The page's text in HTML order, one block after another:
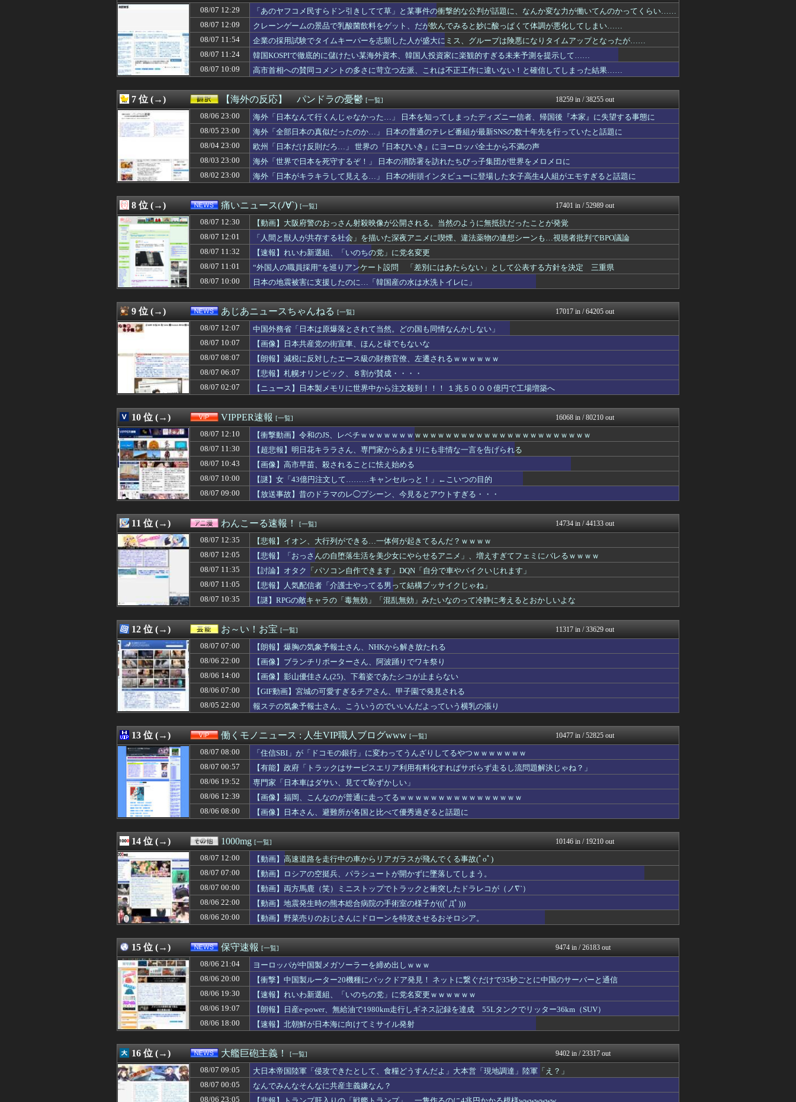
08/07 12:09
【ベルセルク】ねんどろいど「ガッツ 狂戦士の甲冑Ver. BLOOD EDIT...
fig速
【画像】にじさんじだと誰が好きなの？
トレンドの通り道
08/07 12:08
【ウマ娘】バッドイベントの中でもサボり癖だけは許さん
ウマ娘まとめ超速報！
08/07 12:07
【遊戯王OCG情報】Vジャンプ10月号付属『宿命の決闘』の効果が判明！
スターライト速報 -遊戯王...
08/07 12:07
中国外務省「日本は原爆落とされて当然。どの国も同情なんかしない」
あじあニュースちゃんねる
08/07 12:07
【モンスターハンター】ねんどろいど「リオレウス」【予約開始】
fig速
08/07 12:07
【勇者王ガオガイガー】PLAMATEA「獅子王凱」プラモデル【予約開始】
fig速
08/07 12:05
韓国人「韓国サッカー協会の審判買収、遂に海外でも話題に…」→「2002年の栄光...
海外トークログ
08/07 12:05
【日向坂46】今回はお手頃価格？日向坂46とBEAMSのコラボが決定！！
08/07 12:05
生理の予定が８月６日なんだけど７月２９日にドバッと鮮血でたから生理かな？って思...
子育てちゃんねる
08/07 12:05
【ファーム試合実況】ヤクルトvsオリックス 8/7/12:00
ツバメ速報＠ヤクルトスワロ...
08/07 12:05
【トリダモノ氏オリジナルキャラクター】PLAMATEA「MXちゃん」プラモデル...
fig速
とんこつらーめんが全く流行らない理由ってなんやろな？
08/07 12:05
オタクに優しいギャル「あっそれプリキュアのｴﾛ同人誌じゃんww♡」
2次元に捉われない
08/07 12:05
【新台】山佐「スマスロゼーガペインETR」販売告知にて筐体公開来たぞ！次世代ゼ...
パチンコ・パチスロ.com
08/07 12:05
【画像】令和の柏崎星奈ちゃん、めっちゃくちゃエロい
アニチャット
08/07 12:05
t.A.T.u.のドタキャンは「Ｍステ」だけじゃなかった！
V系まとめ速報
08/07 12:05
【悲報】「おっさんの自堕落生活を美少女にやらせるアニメ」、増えすぎてフェミにバ...
08/07 12:05
【警告】国税庁「ごめん、君らがちゃんと納税してくれないとこうなっちゃうけどどう...
不思議.net - 5ch...
08/07 12:05
【画像】明日花キララ(37)さん、現在のビジュアルが話題になってしまうｗｗｗｗ...
女子アナお宝画像速報－5c...
08/07 12:05
【悲報】ヤニねこ、BPOで問題視されるｗｗｗｗｗｗｗｗｗｗｗｗｗ
カンダタ速報
08/07 12:04
【勝利の女神:NIKKE】グッスマ上海「エレグ:ブーム・アンド・ショック」1/...
08/07 12:04
東山奈央って可愛いよな
おたくみくす 声優まとめ
08/07 12:03
【朗報】じゃあ逆に「男からも嫌われるヒロイン」って誰がいるんだｗｗｗ
アニはつ -アニメ発信場-
08/07 12:03
【動画】美少女4人組の20年後の姿がヤバいwwwwww
まにゅそく 2chまとめニ...
08/07 12:03
【正論】カンニング竹山、消費税減税失敗→増税の流れ想像「次誰が総理やりたいと思...
watch＠２ちゃんねる
08/07 12:03
【遊戯王】サイバーストラクはなんなんこれ？
遊戯王マスターデュエルまと...
08/07 12:03
【画像】「すんげえ」143センチ Iカップ 38kgのアイドル塩望ももこが話題...
【画像】ゴールデンカムイを勢いで読んでても「何こいつ…」ってなるシーンｗｗｗｗ
※「ガンダムクエストIV 導かれし者たち」にありそうなこと
GUNDAM.LOG｜ガン...
08/07 12:01
【ウマ娘】美浦寮が主催する納涼夏祭りで各ウマ娘が出しそうな催し物
08/07 12:01
DeNA相川監督「カウントをつくれない、ストライクを投げられない」ビド２軍再調...
08/07 12:01
ワンピース原作者・尾田栄一郎が描いた担当編集の似顔絵「ムダに東大卒」
なんJ PRIDE
08/07 12:01
【動画】福岡の電車、複数の駅で「チンポッ❤」というアナウンスが流れ大騒ぎwww...
キニ速
08/07 12:01
【スマホ】急増する「自分の頭で考えない子」。すぐ検索が当たり前に 「タイパ」至...
資格ちゃんねる
08/07 12:01
【遊戯OCG情報】ORIGINAL ARTWORK COLLECTIONに『神...
スターライト速報 -遊戯王...
08/07 12:01
ゲームコントローラー地味に高くなる
PCパーツまとめ
08/07 12:01
【ウマ娘】ブルアカの新仕様ガチャの何が恐ろしいかを最近のウマ娘ガチャに例えると...
08/07 12:01
【朗報】Amazon、汗が飛び散る灼熱の「マンガ毎週末セール（50%還元）」を...
ヒロイモノ中毒
08/07 12:00
【急募】「みんな仕事帰りに家で何してんの？」←これ・・・・
08/07 12:00
【東方】魔理沙「暑いぜ」
08/07 12:00
【艦これ】イベで掘るのと恒常落ちまってから掘るのどっちが楽なん？
艦これ速報 艦隊これくしょ...
08/07 12:00
ランチ会に子供3人を連れてきたママ。子供1人や単身参加者と同額しか払おうとせず...
渡る世間はキチばかり - ...
08/07 12:00
【まどドラ】次のやちよさんは実装するならドッペルだろう
まどドラまとめ速報 魔法少...
08/07 12:00
【後編】実家が遠くて里帰りできない私に義母達が義実家に来るよう勧めてくる。3D...
修羅場ライフ速報
08/07 12:00
【画像】BSSヱロ漫画『未恋-みれん-』NTRよりも抜けると話題にｗｗｗｗｗ
08/07 12:00
魚介料理の美味しい県に観光に行きたいんやが
登山ちゃんねる
08/07 12:00
【動画】高速道路を走行中の車からリアガラスが飛んでくる事故(ﾟoﾟ)
1000mg
08/07 12:00
バイク乗りワイ、バイク降りる事を決意する
【ホロライブ】アキロゼ、映画をきっかけに「ちいかわ」にどハマり「今では毎晩1時...
【超悲報】Z新入社員、意地でも「9月の社員旅行」の計画をやらないｗｗｗｗｗ
投資ちゃんねる
08/07 12:00
リュウジ氏「ダルい料理トップ10に入る」夏の定番料理は冷やし中華 「あり得ない...
気団談
08/07 12:00
花宮初奈さん、バンドリで早くも大人気ｗｗｗｗ
ぐら速 -声優まとめ速報-
08/07 12:00
【ウマ娘】阪神タイガースとメジロマックイーンは無関係です！
パカ娘速報！！ウマ娘まとめ...
08/07 12:00
若槻千夏「あそこの丸亀製麺の水は都内で1番おいしい」「行ってみて！本当に飲んで...
08/07 12:00
【仮面ライダーゼッツ】このOPカッコよくない？本編の展開ちゃんと反映してて完成...
08/07 12:00
#韓国質問サイト 『韓国がアメリカと戦争したら？』、『北朝鮮と中国が駆けつけて...
日本と韓国は敵か？味方か？...
08/07 12:00
【2/2】夫と死別して実家に戻った私に弟嫁が「男の子だったらあげますよ☆」と妊...
修羅の華-家庭・生活まとめ
08/07 12:00
【ミリマス】ついに美咲ちゃんが大人の色気を出し始めた…！
08/07 12:00
たまったギターマガジンどうしてる？ 音まとめアーカイブ
08/07 12:00
【画像】貴島明日香さん、陰キャが最も苦手そうな“陽のオーラ”を放つｗｗｗｗ
アルファルファモザイク＠ネ...
08/07 12:00
霊感あるとか言ってる奴ってただのホラ吹きじゃねーの？
ネラーボイス
08/07 12:00
【ラブライブ！】のん「自転車補助輪なしで乗ったことない」さく「えぇ！？そんな人...
コンテンツ・声優 | ラブ...
08/07 12:00
『当たれば飛ぶ外国人』←阪神はこれが地味にハードル高かった件
08/07 12:00
【悲報】上沼恵美子ブチギレ「簡単にそうめん作れ言うけど、そうめん作りて地獄なん...
ラーメン速報｜2chまとめ...
08/07 12:00
【従業員退職型倒産】従業員「退職」で倒産、5年連続で増加 過去最多ペースで推移...
みそパンNEWS
08/07 12:00
海外「日本のパチコン企業が過去10年間で半分となる。日本にとって良いことだな」
ガラパゴスジャパン - 海...
08/07 12:00
【グラブル】150個溜まった！
08/07 12:00
注文住宅を建てたんだけど、２年近く待たされた挙げ句、追加費用1400万請求され...
08/07 12:00
【悲報】地震の瞬間の手術室の防犯カメラ映像！
ニュース30over
08/07 12:00
「よなよなエール」のヤッホーブルーイング 強制チェイサー「ふらつくビアグラス」...
ほんわかMkⅡ
08/07 12:00
小学校講師、とんでもない所からのタレコミがあり児童ポルノ禁止法違反で逮捕
オレ的ゲーム速報＠刃
08/07 12:00
最新の伊藤純奈さん、ふくらみがガチでエグいって・・・
乃木通 乃木坂46櫻坂46...
08/07 12:00
「弟に自信をつけさせたいの」母から一晩で10回、証券口座のログイン情報を求めら...
08/07 12:00
【海外の反応】韓国が日本による竹島の領有権主張に対して強く抗議したらしい → ...
08/07 12:00
海外「二度買えないものは、買えるうちに入らない」父に言われた一言でお金の使い方...
Ask Reddit まと...
08/07 12:00
日本のゲームなのにメニュー画面が英語だらけなの英語圏の人からすると奇妙に見える...
けおけお速報
08/07 12:00
【衝撃】韓国人「日本で人気のこのデザート、うちのアレじゃん」
08/07 12:00
【FGO】グランドみんな金フォウいれてるもん？
08/07 12:00
イスラム教徒の10代男女の「お互いに体を触ってはいけないセ○クス」、逆にエロい...
ポッカキット
08/07 12:00
安亭事件とは何か——労働者が上海・南京間の鉄道を31時間止めた造反派の始まり ネトウヨにゅーす
08/07 12:29
「あのヤフコメ民すらドン引きしてて草」と某事件の衝撃的な公判が話題に、なんか変な力が働いてんのかってくらい……
08/07 12:09
クレーンゲームの景品で乳酸菌飲料をゲット、だが飲んでみると妙に酸っぱくて体調が悪化してしまい……
08/07 11:54
企業の採用試験でタイムキーパーを志願した人が盛大にミス、グループは険悪になりタイムアップとなったが……
08/07 11:24
韓国KOSPIで徹底的に儲けたい某海外資本、韓国人投資家に楽観的すぎる未来予測を提示して……
08/07 10:09
高市首相への賛同コメントの多さに苛立つ左派、これは不正工作に違いない！と確信してしまった結果……
7 位 (→) 【海外の反応】 パンドラの憂鬱 [一覧] 18259 in / 38255 out
08/06 23:00
海外「日本なんて行くんじゃなかった…」 日本を知ってしまったディズニー信者、帰国後『本家』に失望する事態に
08/05 23:00
海外「全部日本の真似だったのか…」 日本の普通のテレビ番組が最新SNSの数十年先を行っていたと話題に
08/04 23:00
欧州「日本だけ反則だろ…」 世界の『日本びいき』にヨーロッパ全土から不満の声
08/03 23:00
海外「世界で日本を死守するぞ！」 日本の消防署を訪れたちびっ子集団が世界をメロメロに
08/02 23:00
海外「日本がキラキラして見える…」 日本の街頭インタビューに登場した女子高生4人組がエモすぎると話題に
8 位 (→) 痛いニュース(ﾉ∀`) [一覧] 17401 in / 52989 out
08/07 12:30
【動画】大阪府警のおっさん射殺映像が公開される。当然のように無抵抗だったことが発覚
08/07 12:01
「人間と獣人が共存する社会」を描いた深夜アニメに喫煙、違法薬物の連想シーンも…視聴者批判でBPO議論
08/07 11:32
【速報】れいわ新選組、「いのちの党」に党名変更
08/07 11:01
“外国人の職員採用”を巡りアンケート設問 「差別にはあたらない」として公表する方針を決定 三重県
08/07 10:00
日本の地震被害に支援したのに…「韓国産の水は水洗トイレに」
9 位 (→) あじあニュースちゃんねる [一覧] 17017 in / 64205 out
08/07 12:07
中国外務省「日本は原爆落とされて当然。どの国も同情なんかしない」
08/07 10:07
【画像】日本共産党の街宣車、ほんと碌でもないな
08/07 08:07
【朗報】減税に反対したエース級の財務官僚、左遷されるｗｗｗｗｗｗ
08/07 06:07
【悲報】札幌オリンピック、８割が賛成・・・・
08/07 02:07
【ニュース】日本製メモリに世界中から注文殺到！！！ １兆５０００億円で工場増築へ
10 位 (→) VIPPER速報 [一覧] 16068 in / 80210 out
08/07 12:10
【衝撃動画】令和のJS、レベチｗｗｗｗｗｗｗｗｗｗｗｗｗｗｗｗｗｗｗｗｗｗｗｗｗｗｗｗｗｗ
08/07 11:30
【超悲報】明日花キララさん、専門家からあまりにも非情な一言を告げられる
08/07 10:43
【画像】高市早苗、殺されることに怯え始める
08/07 10:00
【謎】女「43億円注文して………キャンセルっと！」←こいつの目的
08/07 09:00
【放送事故】昔のドラマのレ◯プシーン、今見るとアウトすぎる・・・
11 位 (→) わんこーる速報！ [一覧] 14734 in / 44133 out
08/07 12:35
【悲報】イオン、大行列ができる…一体何が起きてるんだ？ｗｗｗｗ
08/07 12:05
【悲報】「おっさんの自堕落生活を美少女にやらせるアニメ」、増えすぎてフェミにバレるｗｗｗｗ
08/07 11:35
【討論】オタク「パソコン自作できます」DQN「自分で車やバイクいじれます」
08/07 11:05
【悲報】人気配信者「介護士やってる男って結構ブッサイクじゃね」
08/07 10:35
【謎】RPGの敵キャラの「毒無効」「混乱無効」みたいなのって冷静に考えるとおかしいよな
12 位 (→) お～い！お宝 [一覧] 11317 in / 33629 out
08/07 07:00
【朗報】爆胸の気象予報士さん、NHKから解き放たれる
08/06 22:00
【画像】ブランチリポーターさん、阿波踊りでワキ祭り
08/06 14:00
【画像】影山優佳さん(25)、下着姿であたシコが止まらない
08/06 07:00
【GIF動画】宮城の可愛すぎるチアさん、甲子園で発見される
08/05 22:00
報ステの気象予報士さん、こういうのでいいんだよっていう横乳の張り
13 位 (→) 働くモノニュース : 人生VIP職人ブログwww [一覧] 10477 in / 52825 out
08/07 08:00
「住信SBI」が「ドコモの銀行」に変わってうんざりしてるやつｗｗｗｗｗｗｗ
08/07 00:57
【有能】政府「トラックはサービスエリア利用有料化すればサボらず走るし流問題解決じゃね？」
08/06 19:52
専門家「日本車はダサい、見てて恥ずかしい」
08/06 12:39
【画像】福岡、こんなのが普通に走ってるｗｗｗｗｗｗｗｗｗｗｗｗｗｗｗｗ
08/06 08:00
【画像】日本さん、避難所が各国と比べて優秀過ぎると話題に
14 位 (→) 1000mg [一覧] 10146 in / 19210 out
08/07 12:00
【動画】高速道路を走行中の車からリアガラスが飛んでくる事故(ﾟoﾟ)
08/07 07:00
【動画】ロシアの空挺兵、パラシュートが開かずに墜落してしまう。
08/07 00:00
【動画】両方馬鹿（笑）ミニストップでトラックと衝突したドラレコが（ノ∇`）
08/06 22:00
【動画】地震発生時の熊本総合病院の手術室の様子が(((ﾟДﾟ)))
08/06 20:00
【動画】野菜売りのおじさんにドローンを特攻させるおそロシア。
15 位 (→) 保守速報 [一覧] 9474 in / 26183 out
08/06 21:04
ヨーロッパが中国製メガソーラーを締め出しｗｗｗ
08/06 20:00
【衝撃】中国製ルーター20機種にバックドア発見！ ネットに繋ぐだけで35秒ごとに中国のサーバーと通信
08/06 19:30
【速報】れいわ新選組、「いのちの党」に党名変更ｗｗｗｗｗｗ
08/06 19:07
【朗報】日産e-power、無給油で1980km走行しギネス記録を達成 55Lタンクでリッター36km（SUV）
08/06 18:00
【速報】北朝鮮が日本海に向けてミサイル発射
16 位 (→) 大艦巨砲主義！ [一覧] 9402 in / 23317 out
08/07 09:05
大日本帝国陸軍「侵攻できたとして、食糧どうすんだよ」大本営「現地調達」陸軍「え？」
08/07 00:05
なんでみんなそんなに共産主義嫌なん？
08/06 23:05